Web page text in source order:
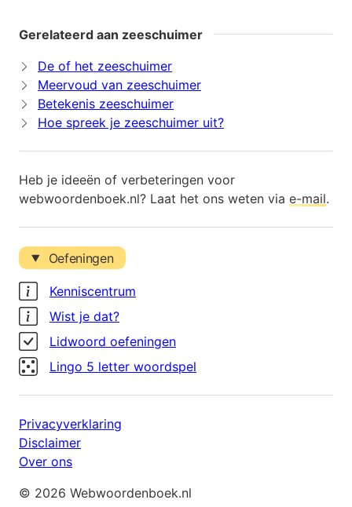
Gerelateerd aan zeeschuimer
De of het zeeschuimer
Meervoud van zeeschuimer
Betekenis zeeschuimer
Hoe spreek je zeeschuimer uit?
Heb je ideeën of verbeteringen voor
webwoordenboek.nl? Laat het ons weten via e-mail.
Oefeningen
Kenniscentrum
Wist je dat?
Lidwoord oefeningen
Lingo 5 letter woordspel
Privacyverklaring
Disclaimer
Over ons
© 2026 Webwoordenboek.nl